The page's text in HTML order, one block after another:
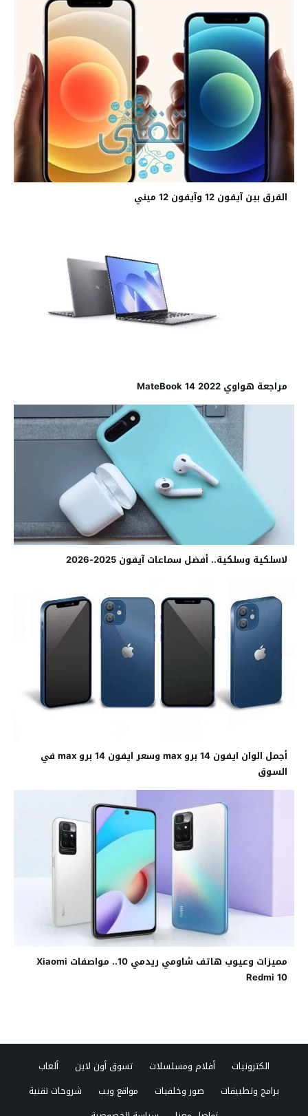
الفرق بين آيفون 12 وآيفون 12 ميني
مراجعة هواوي MateBook 14 2022
لاسلكية وسلكية.. أفضل سماعات آيفون 2025-2026
أجمل الوان ايفون 14 برو max وسعر ايفون 14 برو max في
السوق
مميزات وعيوب هاتف شاومي ريدمي 10.. مواصفات Xiaomi
Redmi 10
الكترونيات أفلام ومسلسلات تسوق أون لاين
ألعاب
برامج وتطبيقات
صور وخلفيات مواقع ويب
شروحات تقنية